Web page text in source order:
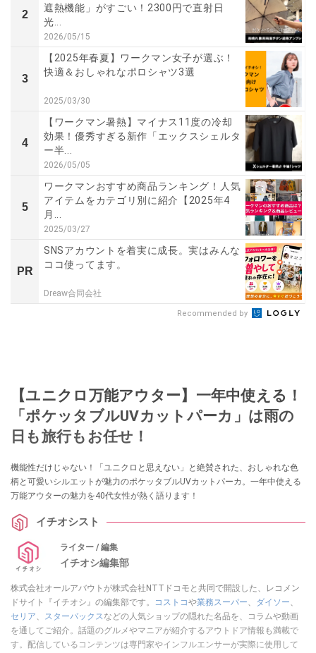
2
遮熱機能」がすごい！2300円で直射日
光...
2026/05/15
3
【2025年春夏】ワークマン女子が選ぶ！
快適＆おしゃれなポロシャツ3選
2025/03/30
4
【ワークマン暑熱】マイナス11度の冷却
効果！優秀すぎる新作「エックスシェルタ
ー半...
2026/05/05
5
ワークマンおすすめ商品ランキング！人気
アイテムをカテゴリ別に紹介【2025年4
月...
2025/03/27
PR
SNSアカウントを着実に成長。実はみんな
ココ使ってます。
Dreaw合同会社
Recommended by
【ユニクロ万能アウター】一年中使える！
「ポケッタブルUVカットパーカ」は雨の
日も旅行もお任せ！
機能性だけじゃない！「ユニクロと思えない」と絶賛された、おしゃれな色
柄と可愛いシルエットが魅力のポケッタブルUVカットパーカ。一年中使える
万能アウターの魅力を40代女性が熱く語ります！
イチオシスト
ライター / 編集
イチオシ編集部
株式会社オールアバウトが株式会社NTTドコモと共同で開設した、レコメン
ドサイト『イチオシ』の編集部です。
コストコや業務スーパー ダイソー
セリア
スターバックス などの人気ショップの隠れた名品を、コラムや動画
を通してご紹介。話題のグルメやマニアが紹介するアウトドア情報も満載で
す。配信しているコンテンツは専門家やインフルエンサーが実際に使用して